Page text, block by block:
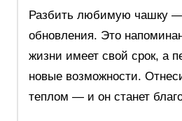
Разбить любимую чашку —
обновления. Это
жизни имеет свой срок, а
новые возможности.
теплом — и он станет